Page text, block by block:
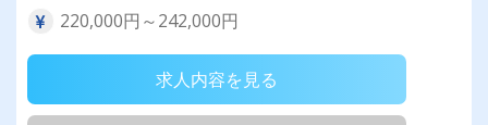
220,000円～242,000円
求人内容を見る